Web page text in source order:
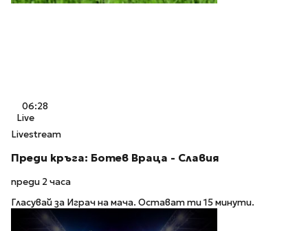
06:28
Live
Livestream
Преди кръга: Ботев Враца - Славия
преди 2 часа
Гласувай за Играч на мача. Остават ти 15 минути.